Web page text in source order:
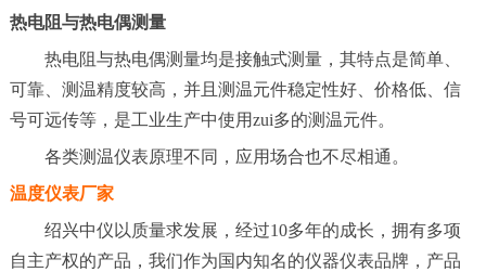
热电阻与热电偶测量
热电阻与热电偶测量均是接触式测量，其特点是简单、
可靠、测温精度较高，并且测温元件稳定性好、价格低、信
号可远传等，是工业生产中使用zui多的测温元件。
各类测温仪表原理不同，应用场合也不尽相通。
温度仪表厂家
绍兴中仪以质量求发展，经过10多年的成长，拥有多项
自主产权的产品，我们作为国内知名的仪器仪表品牌，产品